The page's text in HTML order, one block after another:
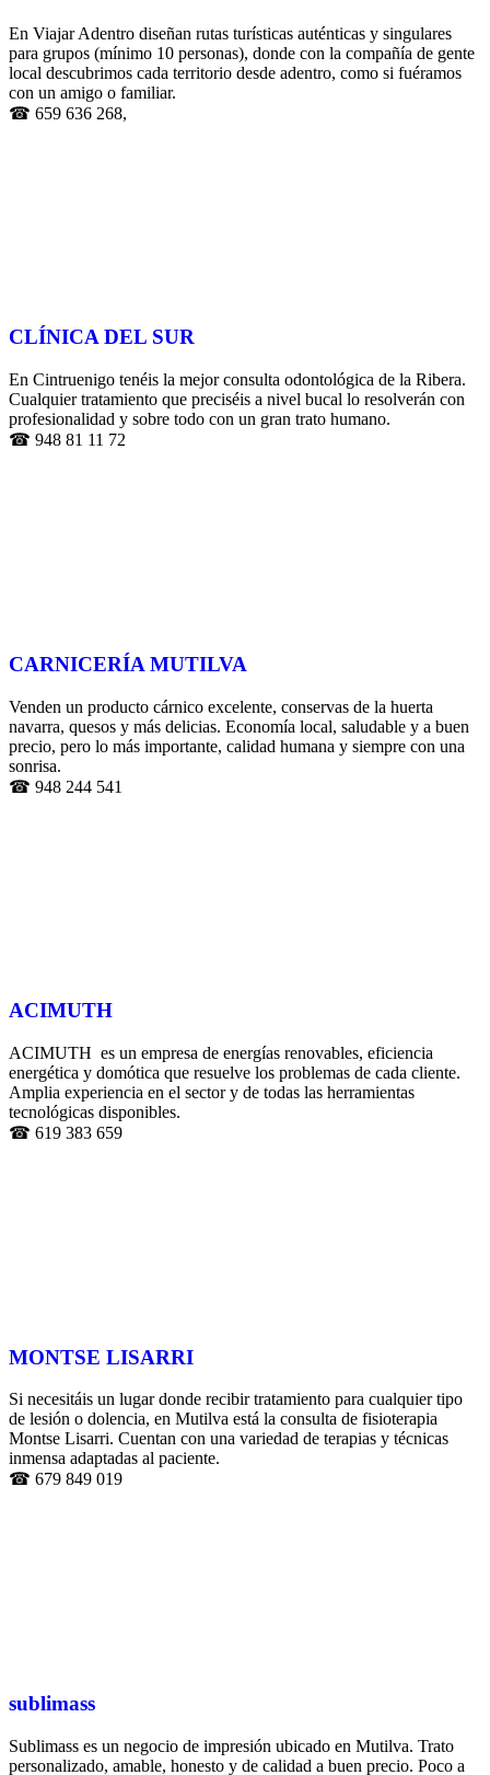
En Viajar Adentro diseñan rutas turísticas auténticas y singulares
para grupos (mínimo 10 personas), donde con la compañía de gente
local descubrimos cada territorio desde adentro, como si fuéramos
con un amigo o familiar.
☎ 659 636 268,
CLÍNICA DEL SUR
En Cintruenigo tenéis la mejor consulta odontológica de la Ribera.
Cualquier tratamiento que preciséis a nivel bucal lo resolverán con
profesionalidad y sobre todo con un gran trato humano.
☎ 948 81 11 72
CARNICERÍA MUTILVA
Venden un producto cárnico excelente, conservas de la huerta
navarra, quesos y más delicias. Economía local, saludable y a buen
precio, pero lo más importante, calidad humana y siempre con una
sonrisa.
☎ 948 244 541
ACIMUTH
ACIMUTH es un empresa de energías renovables, eficiencia
energética y domótica que resuelve los problemas de cada cliente.
Amplia experiencia en el sector y de todas las herramientas
tecnológicas disponibles.
☎ 619 383 659
MONTSE LISARRI
Si necesitáis un lugar donde recibir tratamiento para cualquier tipo
de lesión o dolencia, en Mutilva está la consulta de fisioterapia
Montse Lisarri. Cuentan con una variedad de terapias y técnicas
inmensa adaptadas al paciente.
☎ 679 849 019
sublimass
Sublimass es un negocio de impresión ubicado en Mutilva. Trato
personalizado, amable, honesto y de calidad a buen precio. Poco a